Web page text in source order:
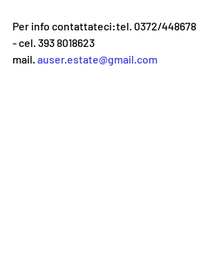
Per info contattateci:tel. 0372/448678
- cel. 393 8018623
mail. auser.estate@gmail.com